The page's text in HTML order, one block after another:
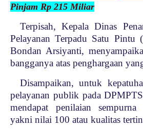
Pinjam Rp 215 Miliar
Terpisah, Kepala Dinas
Pelayanan Terpadu Satu Pintu
Bondan Arsiyanti,
bangganya atas penghargaan
Disampaikan, untuk
pelayanan publik pada
mendapat penilaian
yakni nilai 100 atau kualitas